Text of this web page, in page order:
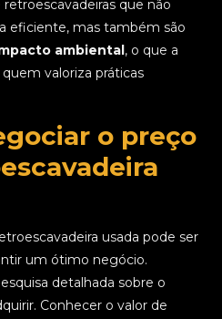
retroescavadeiras que não
eficiente, mas também são
ambiental, o que a
valoriza práticas
o preço
usada pode ser
um ótimo negócio.
detalhada sobre o
Conhecer o valor de